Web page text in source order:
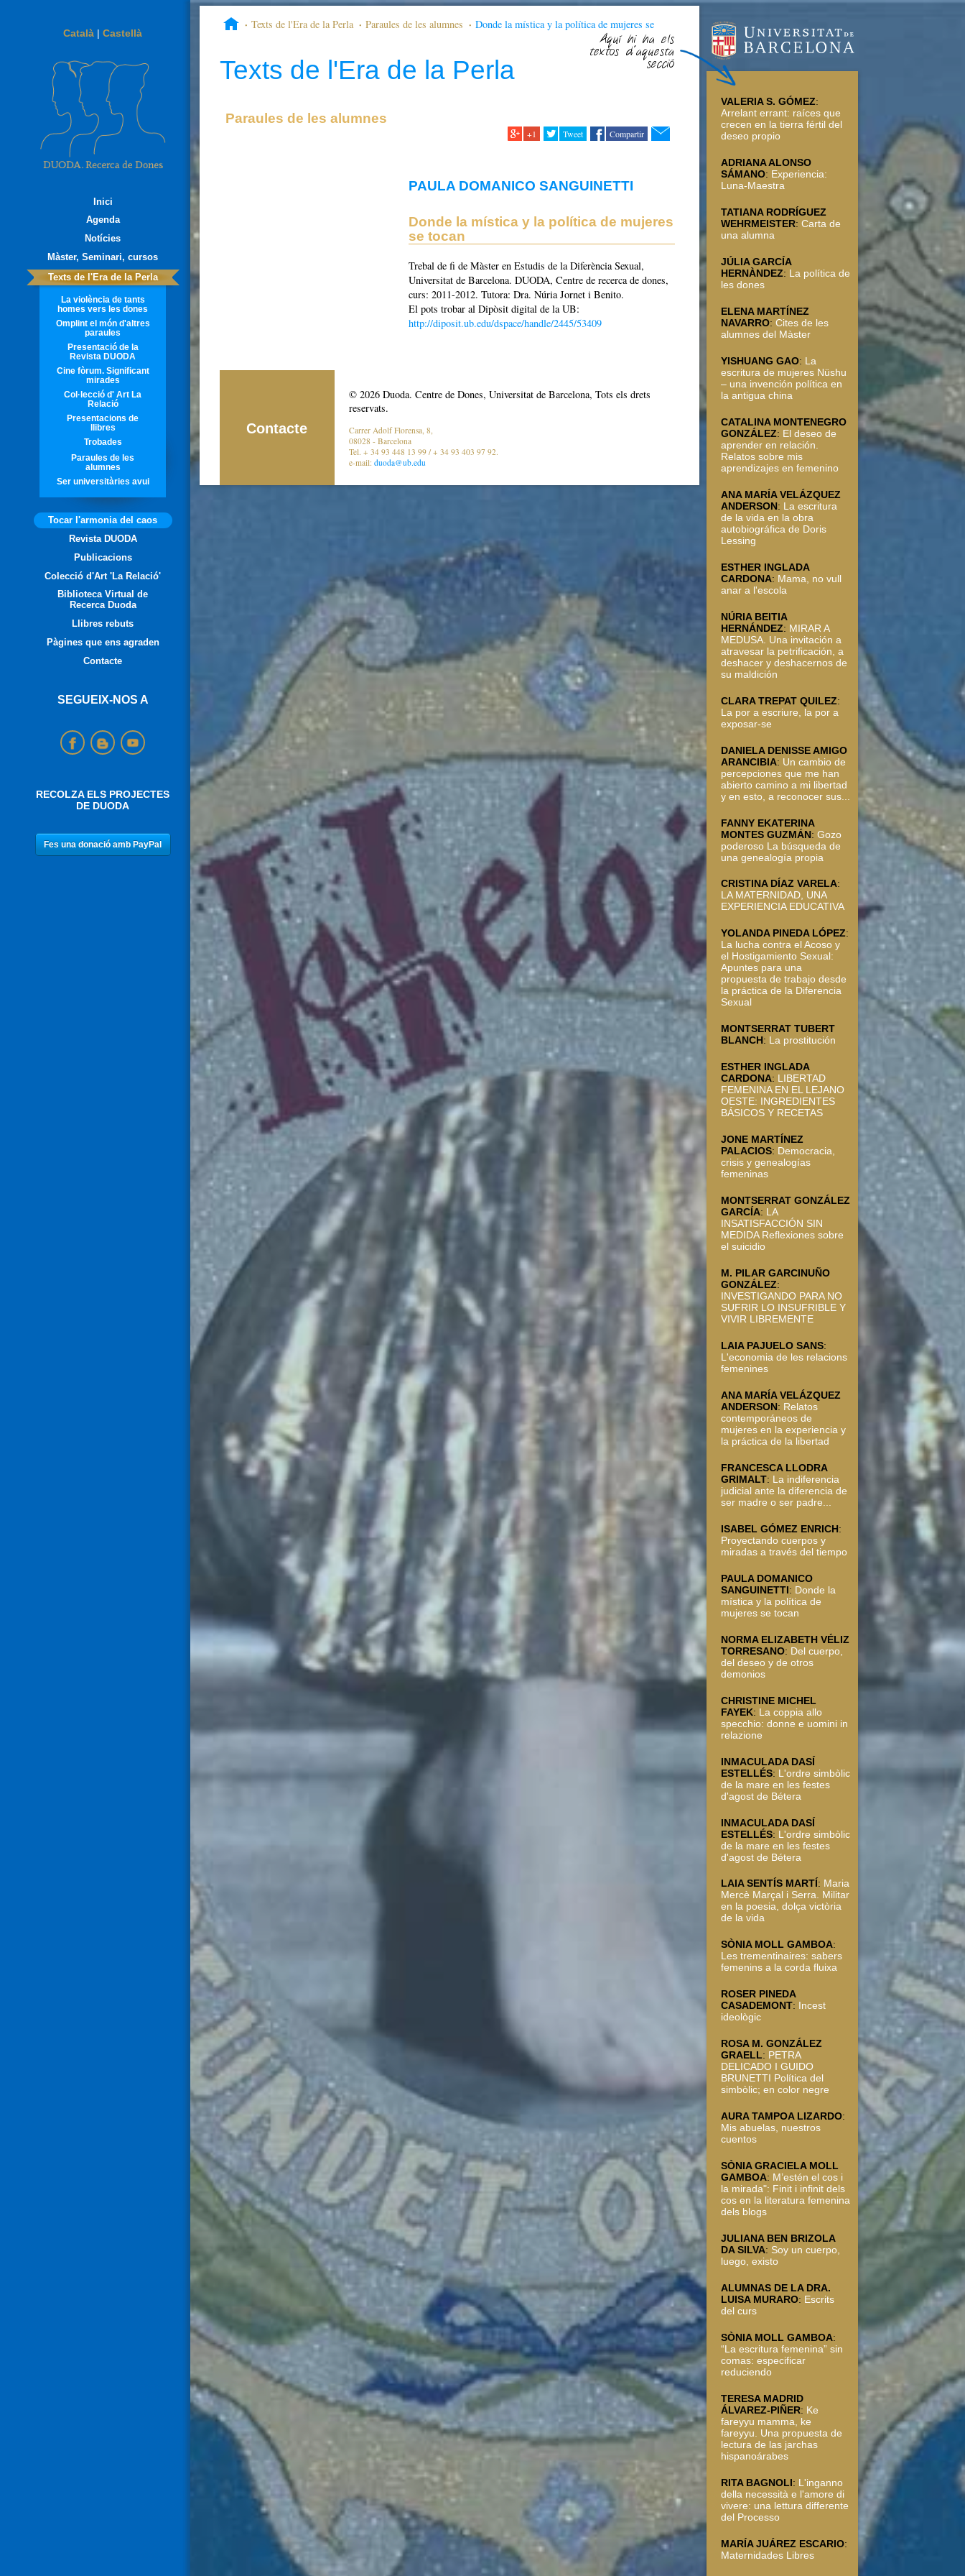
Català |Castellà
Inici
Agenda
Notícies
Màster, Seminari, cursos
Texts de l'Era de la Perla
La violència de tants
homes vers les dones
Omplint el món d'altres
paraules
Presentació de la
Revista DUODA
Cine fòrum. Significant
mirades
Col·lecció d' Art La
Relació
Presentacions de
llibres
Trobades
Paraules de les
alumnes
Ser universitàries avui
Tocar l'armonia del caos
Revista DUODA
Publicacions
Colecció d'Art 'La Relació'
Biblioteca Virtual de
Recerca Duoda
Llibres rebuts
Pàgines que ens agraden
Contacte
SEGUEIX-NOS A
RECOLZA ELS PROJECTES
DE DUODA
Texts de l'Era de la Perla Paraules de les alumnes
Donde la mística y la política de mujeres se
Aquí hi ha els
textos d'aquesta
secció
Texts de l'Era de la Perla
Paraules de les alumnes
+1 Tweet Compartir
PAULA DOMANICO SANGUINETTI
Donde la mística y la política de mujeres
se tocan
Trebal de fi de Màster en Estudis de la Diferència Sexual,
Universitat de Barcelona. DUODA, Centre de recerca de dones,
curs: 2011-2012. Tutora: Dra. Núria Jornet i Benito.
El pots trobar al Dipòsit digital de la UB:
http://diposit.ub.edu/dspace/handle/2445/53409
Contacte
© 2026 Duoda. Centre de Dones, Universitat de Barcelona, Tots els drets
reservats.
Carrer Adolf Florensa, 8,
08028 - Barcelona
Tel. + 34 93 448 13 99 / + 34 93 403 97 92.
e-mail: duoda@ub.edu
VALERIA S. GÓMEZ:
Arrelant errant: raíces que
crecen en la tierra fértil del
deseo propio
ADRIANA ALONSO
SÁMANO: Experiencia:
Luna-Maestra
TATIANA RODRÍGUEZ
WEHRMEISTER:Carta de
una alumna
JÚLIA GARCÍA
HERNÀNDEZ: La política de
les dones
ELENA MARTÍNEZ
NAVARRO:Cites de les
alumnes del Màster
YISHUANG GAO: La
escritura de mujeres Nüshu
– una invención política en
la antigua china
CATALINA MONTENEGRO
GONZÁLEZ: El deseo de
aprender en relación.
Relatos sobre mis
aprendizajes en femenino
ANA MARÍA VELÁZQUEZ
ANDERSON: La escritura
de la vida en la obra
autobiográfica de Doris
Lessing
ESTHER INGLADA
CARDONA: Mama, no vull
anar a l'escola
NÚRIA BEITIA
HERNÁNDEZ: MIRAR A
MEDUSA. Una invitación a
atravesar la petrificación, a
deshacer y deshacernos de
su maldición
CLARA TREPAT QUILEZ:
La por a escriure, la por a
exposar-se
DANIELA DENISSE AMIGO
ARANCIBIA: Un cambio de
percepciones que me han
abierto camino a mi libertad
y en esto, a reconocer sus...
FANNY EKATERINA
MONTES GUZMÁN:Gozo
poderoso La búsqueda de
una genealogía propia
CRISTINA DÍAZ VARELA:
LA MATERNIDAD, UNA
EXPERIENCIA EDUCATIVA
YOLANDA PINEDA LÓPEZ:
La lucha contra el Acoso y
el Hostigamiento Sexual:
Apuntes para una
propuesta de trabajo desde
la práctica de la Diferencia
Sexual
MONTSERRAT TUBERT
BLANCH: La prostitución
ESTHER INGLADA
CARDONA: LIBERTAD
FEMENINA EN EL LEJANO
OESTE: INGREDIENTES
BÁSICOS Y RECETAS
JONE MARTÍNEZ
PALACIOS: Democracia,
crisis y genealogías
femeninas
MONTSERRAT GONZÁLEZ
GARCÍA: LA
INSATISFACCIÓN SIN
MEDIDA Reflexiones sobre
el suicidio
M. PILAR GARCINUÑO
GONZÁLEZ:
INVESTIGANDO PARA NO
SUFRIR LO INSUFRIBLE Y
VIVIR LIBREMENTE
LAIA PAJUELO SANS:
L'economia de les relacions
femenines
ANA MARÍA VELÁZQUEZ
ANDERSON: Relatos
contemporáneos de
mujeres en la experiencia y
la práctica de la libertad
FRANCESCA LLODRA
GRIMALT: La indiferencia
judicial ante la diferencia de
ser madre o ser padre...
ISABEL GÓMEZ ENRICH:
Proyectando cuerpos y
miradas a través del tiempo
PAULA DOMANICO
SANGUINETTI: Donde la
mística y la política de
mujeres se tocan
NORMA ELIZABETH VÉLIZ
TORRESANO: Del cuerpo,
del deseo y de otros
demonios
CHRISTINE MICHEL
FAYEK: La coppia allo
specchio: donne e uomini in
relazione
INMACULADA DASÍ
ESTELLÉS: L'ordre simbòlic
de la mare en les festes
d'agost de Bétera
INMACULADA DASÍ
ESTELLÉS: L'ordre simbòlic
de la mare en les festes
d'agost de Bétera
LAIA SENTÍS MARTÍ: Maria
Mercè Marçal i Serra. Militar
en la poesia, dolça victòria
de la vida
SÒNIA MOLL GAMBOA:
Les trementinaires: sabers
femenins a la corda fluixa
ROSER PINEDA
CASADEMONT: Incest
ideològic
ROSA M. GONZÁLEZ
GRAELL: PETRA
DELICADO I GUIDO
BRUNETTI Política del
simbòlic; en color negre
AURA TAMPOA LIZARDO:
Mis abuelas, nuestros
cuentos
SÒNIA GRACIELA MOLL
GAMBOA: M’estén el cos i
la mirada": Finit i infinit dels
cos en la literatura femenina
dels blogs
JULIANA BEN BRIZOLA
DA SILVA: Soy un cuerpo,
luego, existo
ALUMNAS DE LA DRA.
LUISA MURARO: Escrits
del curs
SÒNIA MOLL GAMBOA:
“La escritura femenina” sin
comas: especificar
reduciendo
TERESA MADRID
ÁLVAREZ-PIÑER: Ke
fareyyu mamma, ke
fareyyu. Una propuesta de
lectura de las jarchas
hispanoárabes
RITA BAGNOLI: L'inganno
della necessità e l'amore di
vivere: una lettura differente
del Processo
MARÍA JUÁREZ ESCARIO:
Maternidades Libres